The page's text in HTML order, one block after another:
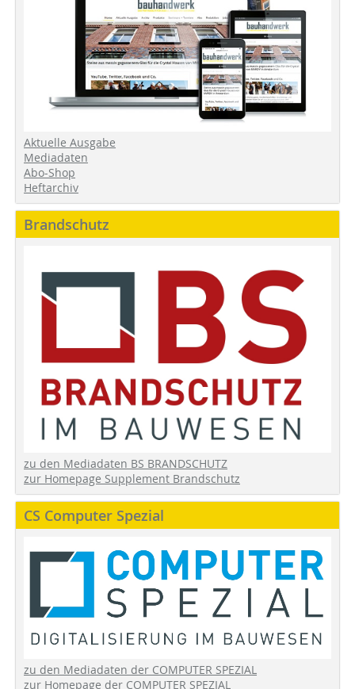
Aktuelle Ausgabe
Mediadaten
Abo-Shop
Heftarchiv
Brandschutz
zu den Mediadaten BS BRANDSCHUTZ
zur Homepage Supplement Brandschutz
CS Computer Spezial
zu den Mediadaten der COMPUTER SPEZIAL
zur Homepage der COMPUTER SPEZIAL